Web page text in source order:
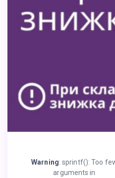
Warning: sprintf(): Too
arguments in